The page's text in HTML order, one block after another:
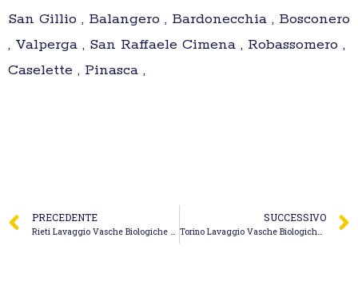
San Gillio , Balangero , Bardonecchia , Bosconero
, Valperga , San Raffaele Cimena , Robassomero ,
Caselette , Pinasca ,
PRECEDENTE
Rieti Lavaggio Vasche Biologiche – Panitti Spurgo Fognature Autospurgo Panitti Claudio
SUCCESSIVO
Torino Lavaggio Vasche Biologiche – Alfi Impianti Idraulico